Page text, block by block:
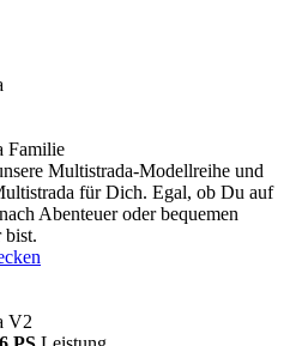
Familie
Multistrada-Modellreihe und
für Dich. Egal, ob Du auf
Abenteuer oder bequemen
bist.
V2